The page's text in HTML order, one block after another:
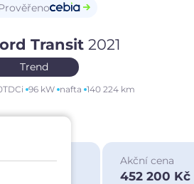
Transit 2021
Trend
96 kW nafta 140 224 km
Měsíčně od Akční cena
452 200 Kč